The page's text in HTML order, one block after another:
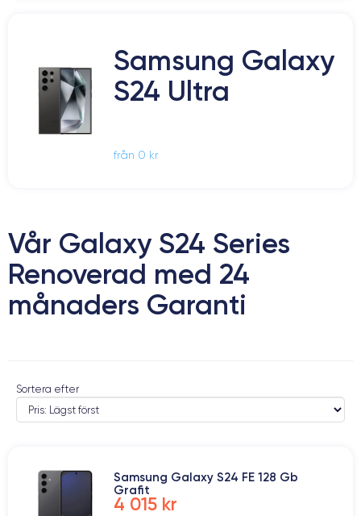
Samsung Galaxy
S24 Ultra
från 0 kr
Vår Galaxy S24 Series
Renoverad med 24
månaders Garanti
Sortera efter
Samsung Galaxy S24 FE 128 Gb
Grafit
4 015 kr